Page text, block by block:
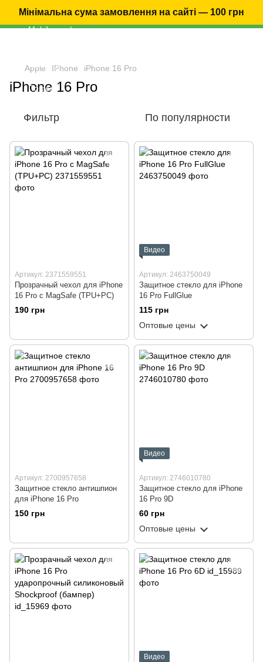
Мінімальна сума замовлення на сайті — 100 грн
Apple IPhone iPhone 16 Pro
iPhone 16 Pro
Фильтр По популярности
Артикул: 2371559551
Прозрачный чехол для iPhone
16 Pro с MagSafe (TPU+PC)
190 грн
Видео
Артикул: 2463750049
Защитное стекло для iPhone
16 Pro FullGlue
115 грн
Оптовые цены
Артикул: 2700957658
Защитное стекло антишпион
для iPhone 16 Pro
150 грн
Видео
Артикул: 2746010780
Защитное стекло для iPhone
16 Pro 9D
60 грн
Оптовые цены
Видео